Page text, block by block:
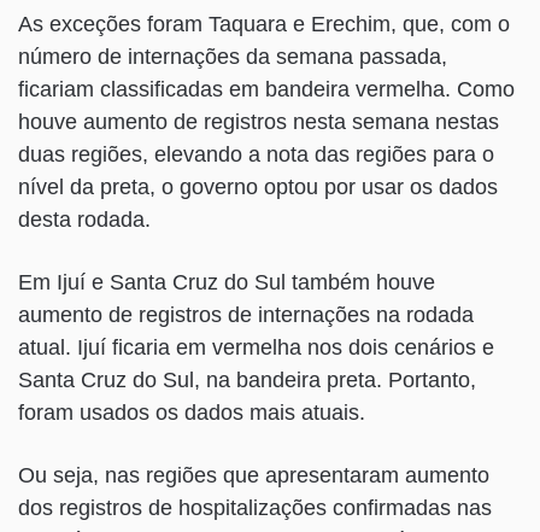
As exceções foram Taquara e Erechim, que, com o
número de internações da semana passada,
ficariam classificadas em bandeira vermelha. Como
houve aumento de registros nesta semana nestas
duas regiões, elevando a nota das regiões para o
nível da preta, o governo optou por usar os dados
desta rodada.
Em Ijuí e Santa Cruz do Sul também houve
aumento de registros de internações na rodada
atual. Ijuí ficaria em vermelha nos dois cenários e
Santa Cruz do Sul, na bandeira preta. Portanto,
foram usados os dados mais atuais.
Ou seja, nas regiões que apresentaram aumento
dos registros de hospitalizações confirmadas nas